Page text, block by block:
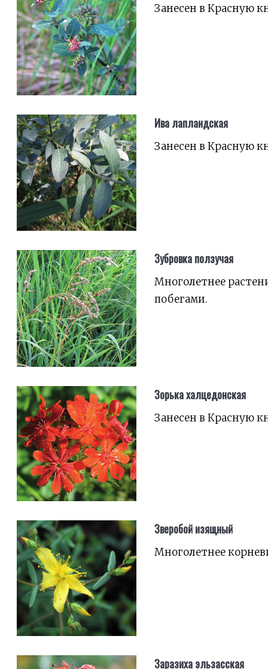
Занесен в Красную
Ива лапландская
Занесен в Красную
Зубровка ползучая
Многолетнее
побегами.
Зорька халцедонская
Занесен в Красную
Зверобой изящный
Многолетнее
Заразиха эльзасская